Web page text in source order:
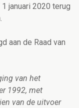
januari 2020 terug
aan de Raad van
van het
1992, met
van de uitvoer